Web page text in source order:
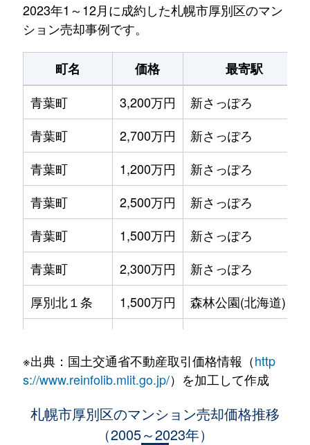
2023年1～12月に成約した札幌市厚別区のマン
ション売却事例です。
町名 価格
最寄駅
青葉町
3,200万円
新さっぽろ
青葉町
2,700万円
新さっぽろ
青葉町
1,200万円
新さっぽろ
青葉町
2,500万円
新さっぽろ
青葉町
1,500万円
新さっぽろ
青葉町
2,300万円
新さっぽろ
厚別北１条
1,500万円
森林公園(北海道)
厚別北３条
3,200万円
森林公園(北海道)
2,500万円
森林公園(北海道)
※出典：国土交通省不動産取引価格情報（http
s://www.reinfolib.mlit.go.jp/）を加工して作成
札幌市厚別区のマンション売却価格推移
（2005～2023年）